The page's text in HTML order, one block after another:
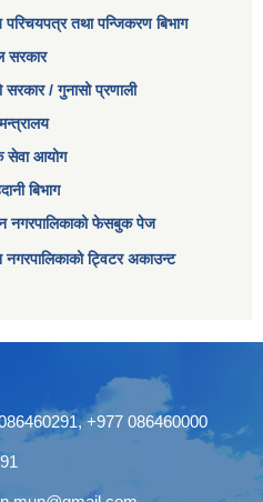
परिचयपत्र तथा पन्जिकरण बिभाग
सरकार
सरकार / गुनासो प्रणाली
सेवा आयोग
बिभाग
नगरपालिकाको फेसबुक पेज
नगरपालिकाको ट्विटर अकाउन्ट
+977 086460000